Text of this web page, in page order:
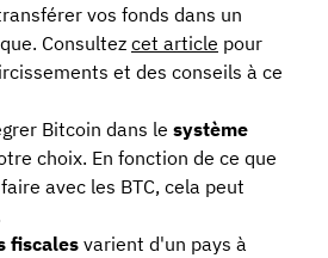
vos fonds dans un
Consultez cet article pour
et des conseils à ce
Bitcoin dans le système
choix. En fonction de ce que
avec les BTC, cela peut
fiscales varient d'un pays à